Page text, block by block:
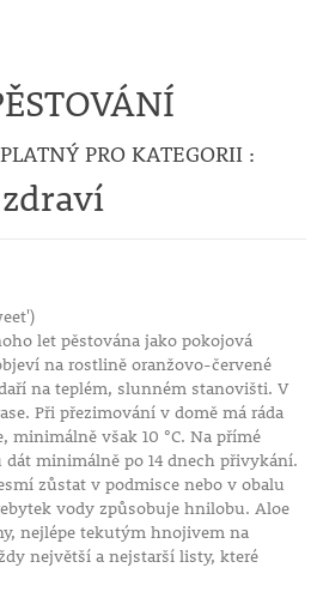
PRO KATEGORII :
let pěstována jako pokojová
na rostlině oranžovo-červené
na teplém, slunném stanovišti. V
Při přezimování v domě má ráda
minimálně však 10 °C. Na přímé
minimálně po 14 dnech přivykání.
zůstat v podmisce nebo v obalu
vody způsobuje hnilobu. Aloe
nejlépe tekutým hnojivem na
největší a nejstarší listy, které